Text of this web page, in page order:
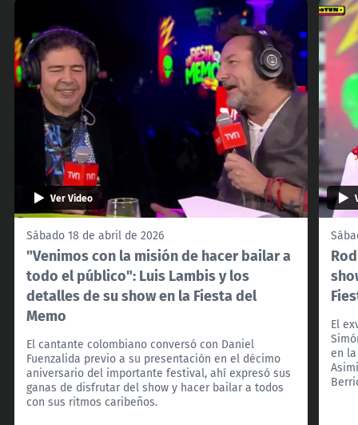
Ver Video
Sábado 18 de abril de 2026
"Venimos con la misión de hacer bailar a
todo el público": Luis Lambis y los
detalles de su show en la Fiesta del
Memo
El cantante colombiano conversó con Daniel
Fuenzalida previo a su presentación en el décimo
aniversario del importante festival, ahí expresó sus
ganas de disfrutar del show y hacer bailar a todos
con sus ritmos caribeños.
El
en